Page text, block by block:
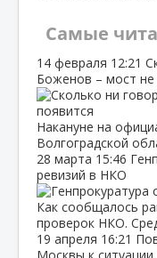
Самые
14 февраля 12:21
Боженов – мост не
Накануне на
Волгоградской
28 марта 15:46
ревизий в НКО
Как сообщалось
проверок НКО.
19 апреля 16:21